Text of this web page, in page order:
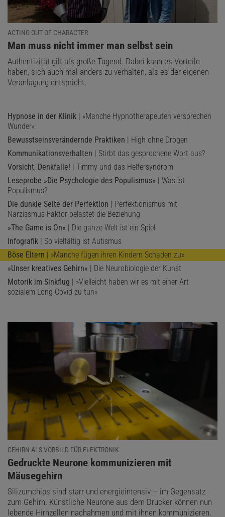
ACTING OUT OF CHARACTER
:
Man muss nicht immer man selbst sein
Authentizität gilt als große Tugend. Dabei kann es Vorteile
haben, sich auch mal anders zu verhalten, als es der eigenen
Veranlagung entspricht.
Hypnose in der Klinik | »Manche Hypnotherapeuten versprechen
Wunder«
Bewusstseinsverändernde Praktiken | High ohne Drogen
Kommunikationsverhalten | Stirbt das gesprochene Wort aus?
Vorsicht, Denkfalle! | Timmy und das Helfersyndrom
Leseprobe »Die Psychologie des Populismus« | Was ist
Populismus?
Die dunkle Seite der Perfektion | Perfektionismus mit
Narzissmus-Faktor belastet die Beziehung
»The Game is On« | Die ganze Welt ist ein Spiel
Infografik | So vielfältig ist Autismus
Böse Eltern | »Manche fügen ihren Kindern Schaden zu«
»Unser kreatives Gehirn« | Die Neurobiologie der Kunst
Motorik im Sinkflug | »Vielleicht haben wir es mit einer Art
sozialem Long Covid zu tun«
GEHIRN ALS VORBILD FÜR ELEKTRONIK
:
Gedruckte Neurone kommunizieren mit
Mäusegehirn
Silizumchips sind starr und energieintensiv – im Gegensatz
zum Gehirn. Künstliche Neurone aus dem Drucker können nun
lebende Hirnzellen nachahmen und mit ihnen kommunizieren.